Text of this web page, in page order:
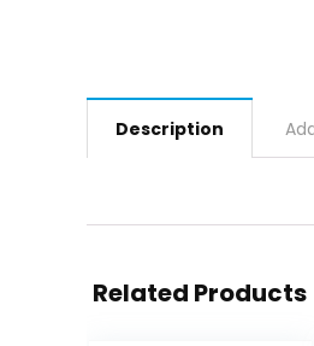
Description
Related Products